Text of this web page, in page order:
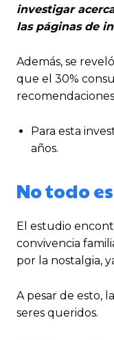
investigar
las páginas de
Además, se
que el 30%
Para esta
años.
No todo
El estudio
convivencia
por la nostalgia,
A pesar de esto,
seres queridos.